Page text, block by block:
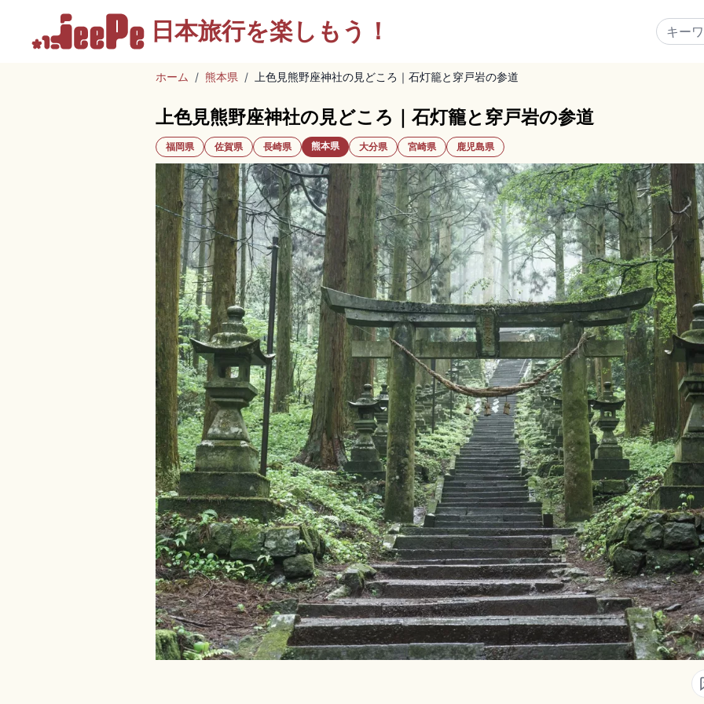
日本旅行を楽しもう！
ホーム / 熊本県 / 上色見熊野座神社の見どころ｜石灯籠と穿戸岩の参道
上色見熊野座神社の見どころ｜石灯籠と穿戸岩の参道
福岡県 佐賀県 長崎県 熊本県 大分県 宮崎県 鹿児島県